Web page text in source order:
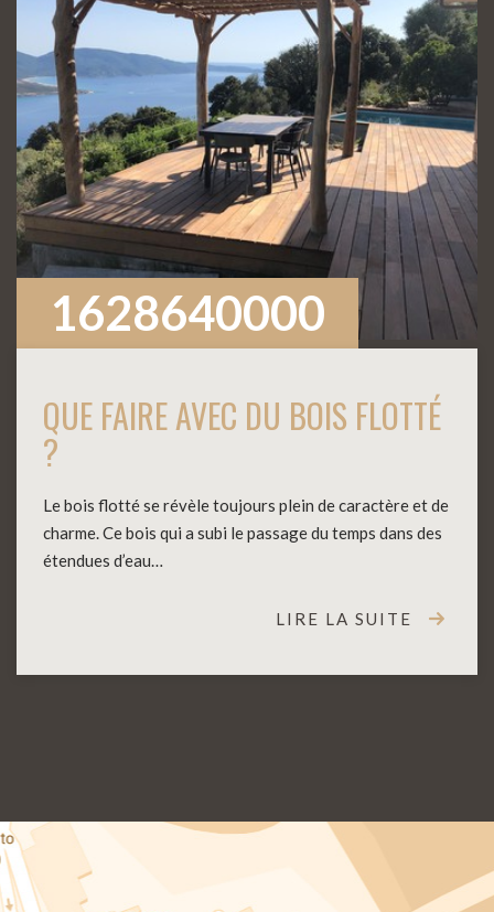
1628640000
QUE FAIRE AVEC DU BOIS FLOTTÉ
?
Le bois flotté se révèle toujours plein de caractère et de
charme. Ce bois qui a subi le passage du temps dans des
étendues d’eau…
LIRE LA SUITE